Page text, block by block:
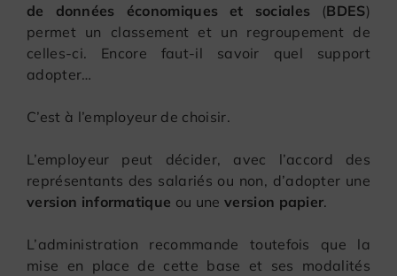
de données économiques et sociales (BDES)
permet un classement et un regroupement de
celles-ci. Encore faut-il savoir quel support
adopter…
C’est à l’employeur de choisir.
L’employeur peut décider, avec l’accord des
représentants des salariés ou non, d’adopter une
version informatique ou une version papier.
L’administration recommande toutefois que la
mise en place de cette base et ses modalités